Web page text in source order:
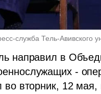
служба Тель-Авивского
направил в
-
во вторник, 12